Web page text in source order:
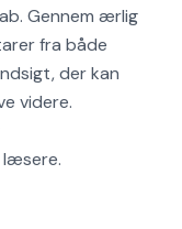
Gennem ærlig
fra både
der kan
videre.